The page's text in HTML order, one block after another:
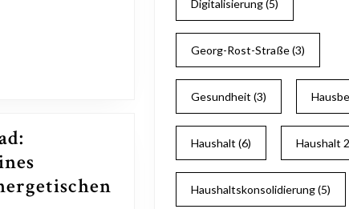
und
Digitalisierung(5)
Georg-Rost-Straße(3)
Gesundheit (3)
Haushalt (6) Haushalt
Haushaltskonsolidierung(5)